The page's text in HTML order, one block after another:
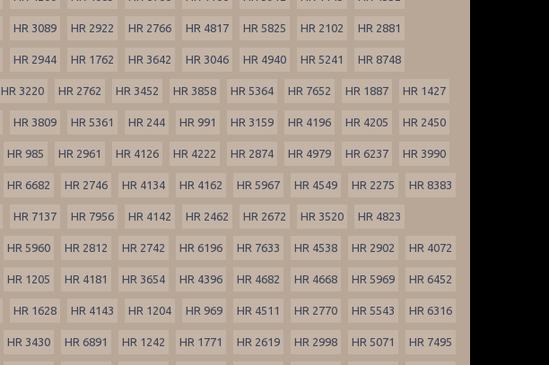
HR 3089 HR 2922 HR 2766 HR 4817 HR 5825 HR 2102 HR 2881
HR 2944 HR 1762 HR 3642 HR 3046 HR 4940 HR 5241 HR 8748
HR 3220 HR 2762 HR 3452 HR 3858 HR 5364 HR 7652 HR 1887 HR 1427
HR 3809 HR 5361 HR 244 HR 991 HR 3159 HR 4196 HR 4205 HR 2450
HR 985 HR 2961 HR 4126 HR 4222 HR 2874 HR 4979 HR 6237 HR 3990
HR 6682 HR 2746 HR 4134 HR 4162 HR 5967 HR 4549 HR 2275 HR 8383
HR 7137 HR 7956 HR 4142 HR 2462 HR 2672 HR 3520 HR 4823
HR 5960 HR 2812 HR 2742 HR 6196 HR 7633 HR 4538 HR 2902 HR 4072
HR 1205 HR 4181 HR 3654 HR 4396 HR 4682 HR 4668 HR 5969 HR 6452
HR 1628 HR 4143 HR 1204 HR 969 HR 4511 HR 2770 HR 5543 HR 6316
HR 3430 HR 6891 HR 1242 HR 1771 HR 2619 HR 2998 HR 5071 HR 7495